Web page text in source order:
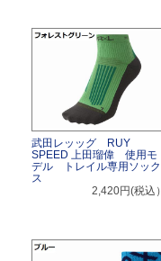
武田レッッグ RUY
SPEED 上田瑠偉 使用モ
デル トレイル専用ソック
ス
2,420円(税込）